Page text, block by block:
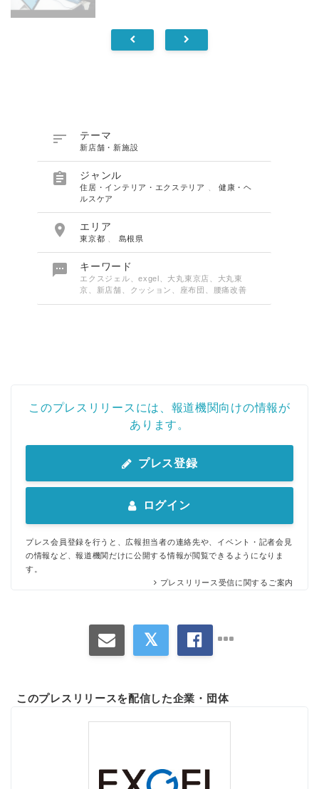
 テーマ
新店舗・新施設
 ジャンル
住居・インテリア・エクステリア
健康・ヘ
ルスケア
 エリア
東京都 島根県
 キーワード
エクスジェル、exgel、大丸東京店、大丸東
京、新店舗、クッション、座布団、腰痛改善
このプレスリリースには、報道機関向けの情報が
あります。
プレス登録
ログイン
プレス会員登録を行うと、広報担当者の連絡先や、イベント・記者会見
の情報など、報道機関だけに公開する情報が閲覧できるようになりま
す。
プレスリリース受信に関するご案内
このプレスリリースを配信した企業・団体